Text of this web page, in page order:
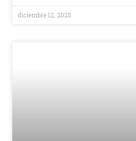
diciembre 12, 2025